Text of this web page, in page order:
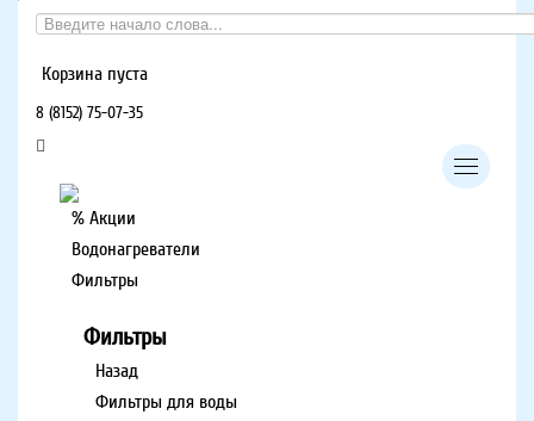
Корзина пуста
8 (8152) 75-07-35
% Акции
Водонагреватели
Фильтры
Фильтры
Назад
Фильтры для воды